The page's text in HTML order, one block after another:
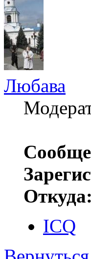
Любава
Откуда:
ICQ